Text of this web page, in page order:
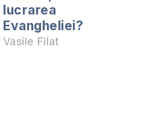
lucrarea
Evangheliei?
Vasile Filat